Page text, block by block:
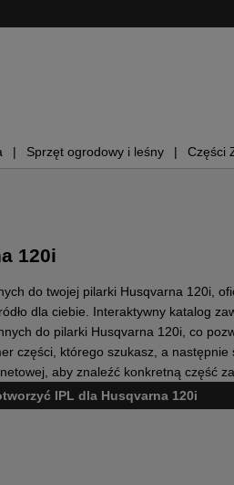
Sprzęt ogrodowy i leśny Części
120i
do twojej pilarki Husqvarna 120i,
dla ciebie. Interaktywny katalog
do pilarki Husqvarna 120i, co
części, którego szukasz, a następnie
aby znaleźć konkretną część
IPL dla Husqvarna 120i